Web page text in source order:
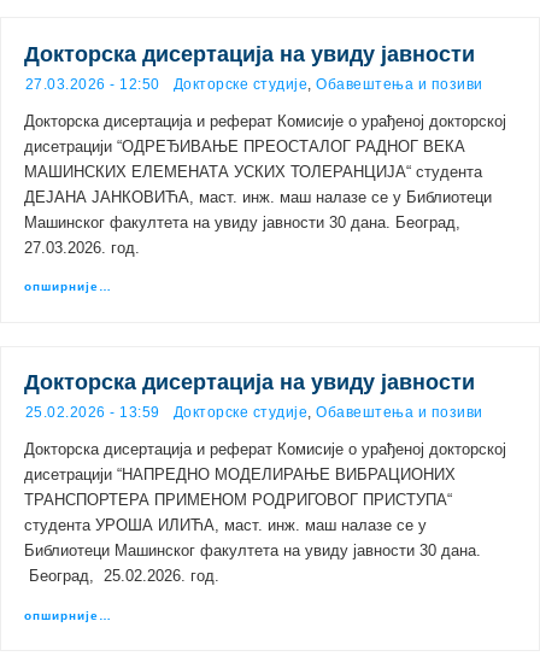
Докторска дисертација на увиду јавности
27.03.2026 - 12:50 Докторске студије ,Обавештења и позиви
Докторска дисертација и реферат Комисије о урађеној докторској
дисетрацији “ОДРЕЂИВАЊЕ ПРЕОСТАЛОГ РАДНОГ ВЕКА
МАШИНСКИХ ЕЛЕМЕНАТА УСКИХ ТОЛЕРАНЦИЈА“ студента
ДЕЈАНА ЈАНКОВИЋА, маст. инж. маш налазе се у Библиотеци
Машинског факултета на увиду јавности 30 дана. Београд,
27.03.2026. год.
опширније…
Докторска дисертација на увиду јавности
25.02.2026 - 13:59 Докторске студије,Обавештења и позиви
Докторска дисертација и реферат Комисије о урађеној докторској
дисетрацији “НАПРЕДНО МОДЕЛИРАЊЕ ВИБРАЦИОНИХ
ТРАНСПОРТЕРА ПРИМЕНОМ РОДРИГОВОГ ПРИСТУПА“
студента УРОША ИЛИЋА, маст. инж. маш налазе се у
Библиотеци Машинског факултета на увиду јавности 30 дана.
Београд, 25.02.2026. год.
опширније…